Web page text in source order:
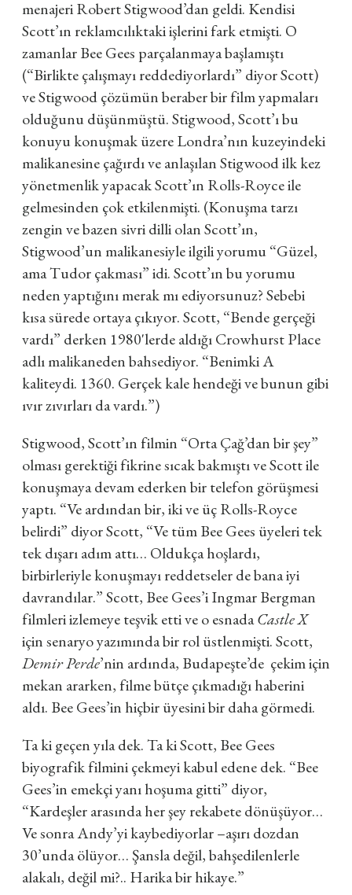
menajeri Robert Stigwood’dan geldi. Kendisi
Scott’ın reklamcılıktaki işlerini fark etmişti. O
zamanlar Bee Gees parçalanmaya başlamıştı
(“Birlikte çalışmayı reddediyorlardı” diyor Scott)
ve Stigwood çözümün beraber bir film yapmaları
olduğunu düşünmüştü. Stigwood, Scott’ı bu
konuyu konuşmak üzere Londra’nın kuzeyindeki
malikanesine çağırdı ve anlaşılan Stigwood ilk kez
yönetmenlik yapacak Scott’ın Rolls-Royce ile
gelmesinden çok etkilenmişti. (Konuşma tarzı
zengin ve bazen sivri dilli olan Scott’ın,
Stigwood’un malikanesiyle ilgili yorumu “Güzel,
ama Tudor çakması” idi. Scott’ın bu yorumu
neden yaptığını merak mı ediyorsunuz? Sebebi
kısa sürede ortaya çıkıyor. Scott, “Bende gerçeği
vardı” derken 1980'lerde aldığı Crowhurst Place
adlı malikaneden bahsediyor. “Benimki A
kaliteydi. 1360. Gerçek kale hendeği ve bunun gibi
ıvır zıvırları da vardı.”)
Stigwood, Scott’ın filmin “Orta Çağ’dan bir şey”
olması gerektiği fikrine sıcak bakmıştı ve Scott ile
konuşmaya devam ederken bir telefon görüşmesi
yaptı. “Ve ardından bir, iki ve üç Rolls-Royce
belirdi” diyor Scott, “Ve tüm Bee Gees üyeleri tek
tek dışarı adım attı… Oldukça hoşlardı,
birbirleriyle konuşmayı reddetseler de bana iyi
davrandılar.” Scott, Bee Gees’i Ingmar Bergman
filmleri izlemeye teşvik etti ve o esnadaCastle X
için senaryo yazımında bir rol üstlenmişti. Scott,
Demir Perde’nin ardında, Budapeşte’de çekim için
mekan ararken, filme bütçe çıkmadığı haberini
aldı. Bee Gees’in hiçbir üyesini bir daha görmedi.
Ta ki geçen yıla dek. Ta ki Scott, Bee Gees
biyografik filmini çekmeyi kabul edene dek. “Bee
Gees’in emekçi yanı hoşuma gitti” diyor,
“Kardeşler arasında her şey rekabete dönüşüyor…
Ve sonra Andy’yi kaybediyorlar –aşırı dozdan
30’unda ölüyor… Şansla değil, bahşedilenlerle
alakalı, değil mi?.. Harika bir hikaye.”